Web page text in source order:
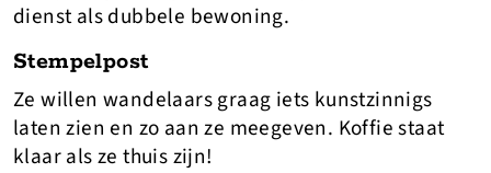
dienst als dubbele bewoning.
Stempelpost
Ze willen wandelaars graag iets kunstzinnigs
laten zien en zo aan ze meegeven. Koffie staat
klaar als ze thuis zijn!